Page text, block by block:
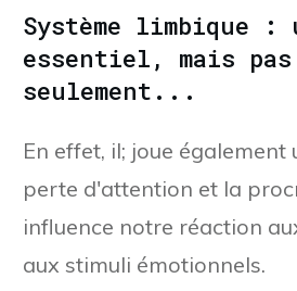
Système limbique :
essentiel, mais pas
seulement...
En effet, il; joue également
perte d'attention et la
influence notre réaction
aux stimuli émotionnels.